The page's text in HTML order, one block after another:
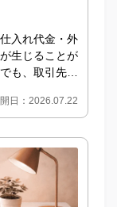
入れ代金・外
生じることが
も、取引先へ
日：2026.07.22